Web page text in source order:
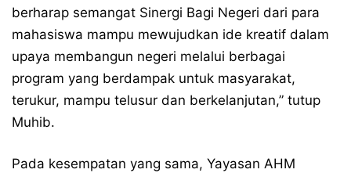
berharap semangat Sinergi Bagi Negeri dari para
mahasiswa mampu mewujudkan ide kreatif dalam
upaya membangun negeri melalui berbagai
program yang berdampak untuk masyarakat,
terukur, mampu telusur dan berkelanjutan,” tutup
Muhib.
Pada kesempatan yang sama, Yayasan AHM